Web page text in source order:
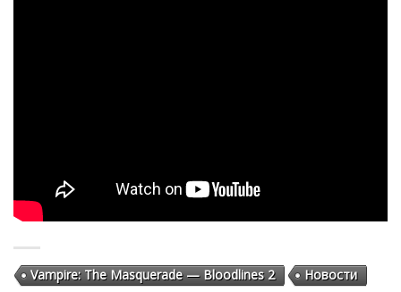
Vampire: The Masquerade — Bloodlines 2 Новости